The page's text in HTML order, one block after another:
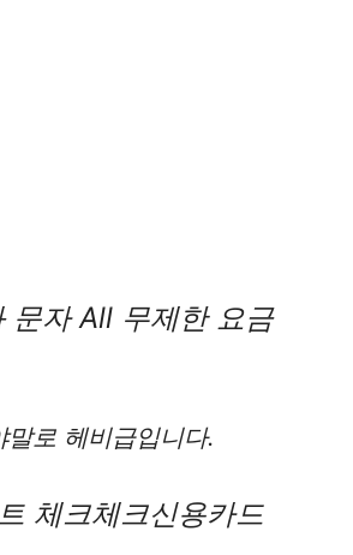
문자 All 무제한 요금
말로 헤비급입니다.
체크체크신용카드